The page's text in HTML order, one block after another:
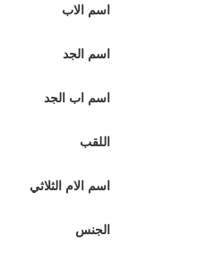
اسم الاب
اسم الجد
اسم اب الجد
اللقب
اسم الام الثلاثي
الجنس